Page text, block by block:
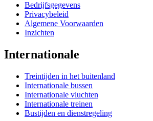
Bedrijfsgegevens
Privacybeleid
Algemene Voorwaarden
Inzichten
Internationale
Treintijden in het buitenland
Internationale bussen
Internationale vluchten
Internationale treinen
Bustijden en dienstregeling